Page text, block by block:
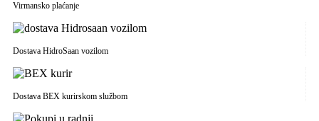
Virmansko plaćanje
Dostava HidroSaan vozilom
Dostava BEX kurirskom službom